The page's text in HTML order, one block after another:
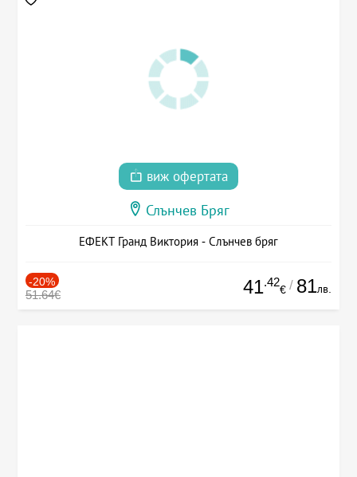
виж офертата
Слънчев Бряг
ЕФЕКТ Гранд Виктория - Слънчев бряг
-20%
51.64€ 41.42
€ / 81лв.